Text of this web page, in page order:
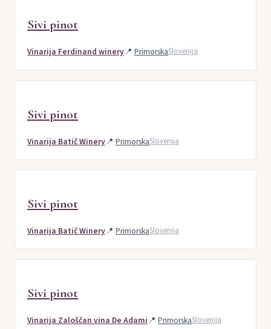
Sivi pinot
Vinarija Ferdinand winery📍 PrimorskaSlovenija
Sivi pinot
Vinarija Batič Winery📍 PrimorskaSlovenija
Sivi pinot
Vinarija Batič Winery📍 PrimorskaSlovenija
Sivi pinot
Vinarija Zaloščan vina De Adami📍 PrimorskaSlovenija